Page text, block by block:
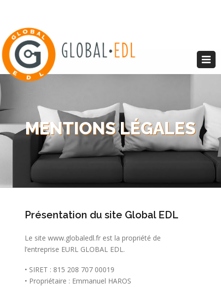
MENTIONS LÉGALES
Présentation du site Global EDL
Le site www.globaledl.fr est la propriété de
l’entreprise EURL GLOBAL EDL.
• SIRET : 815 208 707 00019
• Propriétaire : Emmanuel HAROS